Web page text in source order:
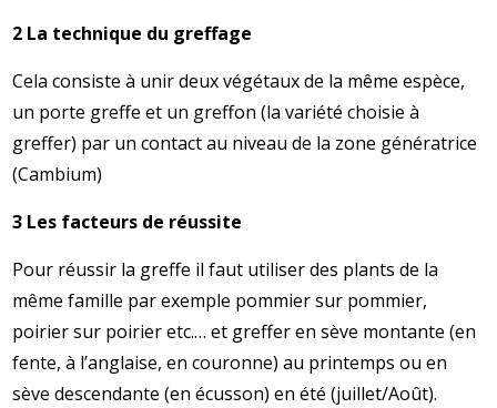
2 La technique du greffage
Cela consiste à unir deux végétaux de la même espèce,
un porte greffe et un greffon (la variété choisie à
greffer) par un contact au niveau de la zone génératrice
(Cambium)
3 Les facteurs de réussite
Pour réussir la greffe il faut utiliser des plants de la
même famille par exemple pommier sur pommier,
poirier sur poirier etc.… et greffer en sève montante (en
fente, à l’anglaise, en couronne) au printemps ou en
sève descendante (en écusson) en été (juillet/Août).